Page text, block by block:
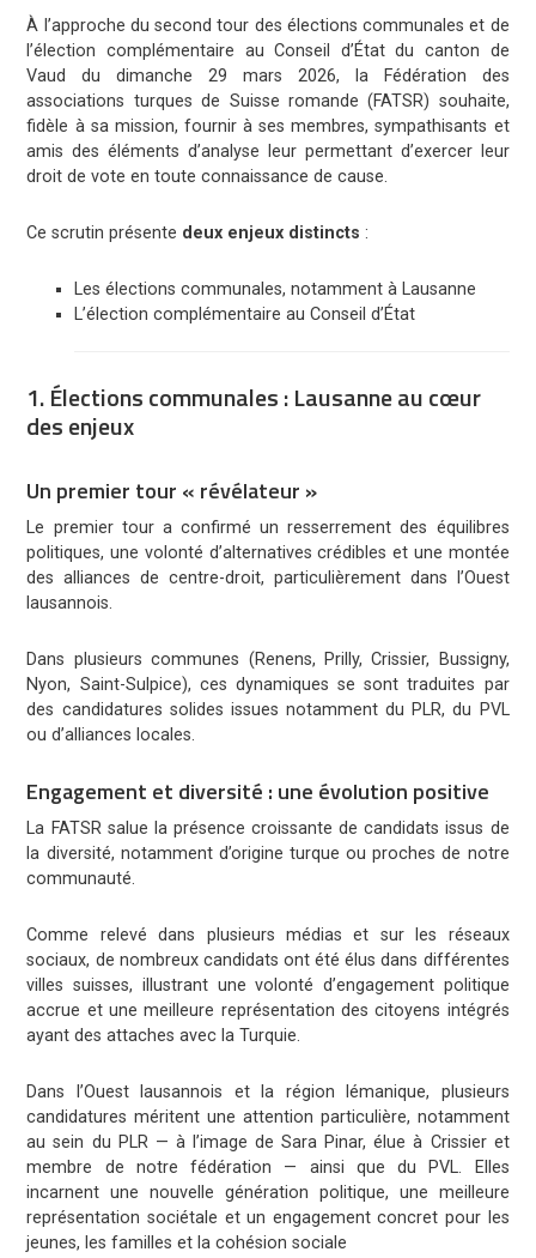
À l’approche du second tour des élections communales et de
l’élection complémentaire au Conseil d’État du canton de
Vaud du dimanche 29 mars 2026, la Fédération des
associations turques de Suisse romande (FATSR) souhaite,
fidèle à sa mission, fournir à ses membres, sympathisants et
amis des éléments d’analyse leur permettant d’exercer leur
droit de vote en toute connaissance de cause.
Ce scrutin présente deux enjeux distincts :
Les élections communales, notamment à Lausanne
L’élection complémentaire au Conseil d’État
1. Élections communales : Lausanne au cœur
des enjeux
Un premier tour « révélateur »
Le premier tour a confirmé un resserrement des équilibres
politiques, une volonté d’alternatives crédibles et une montée
des alliances de centre-droit, particulièrement dans l’Ouest
lausannois.
Dans plusieurs communes (Renens, Prilly, Crissier, Bussigny,
Nyon, Saint-Sulpice), ces dynamiques se sont traduites par
des candidatures solides issues notamment du PLR, du PVL
ou d’alliances locales.
Engagement et diversité : une évolution positive
La FATSR salue la présence croissante de candidats issus de
la diversité, notamment d’origine turque ou proches de notre
communauté.
Comme relevé dans plusieurs médias et sur les réseaux
sociaux, de nombreux candidats ont été élus dans différentes
villes suisses, illustrant une volonté d’engagement politique
accrue et une meilleure représentation des citoyens intégrés
ayant des attaches avec la Turquie.
Dans l’Ouest lausannois et la région lémanique, plusieurs
candidatures méritent une attention particulière, notamment
au sein du PLR — à l’image de Sara Pinar, élue à Crissier et
membre de notre fédération — ainsi que du PVL. Elles
incarnent une nouvelle génération politique, une meilleure
représentation sociétale et un engagement concret pour les
jeunes, les familles et la cohésion sociale